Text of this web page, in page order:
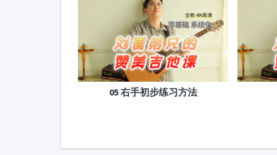
05 右手初步练习方法